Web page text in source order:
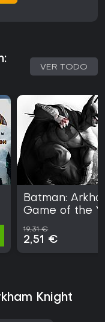
VER TODO
Batman:
Game of the
19,31 €
2,51 €
Knight